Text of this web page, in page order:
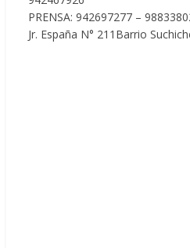
PRENSA: 942697277 –
Jr. España N° 211Barrio